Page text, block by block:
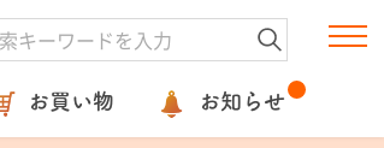
お買い物 お知らせ